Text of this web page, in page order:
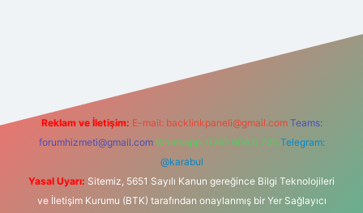
Reklam ve İletişim: E-mail: backlinkpaneli@gmail.com Teams:
forumhizmeti@gmail.com Whatsapp: 0262 606 0 726 Telegram:
@karabul
Yasal Uyarı: Sitemiz, 5651 Sayılı Kanun gereğince Bilgi Teknolojileri
ve İletişim Kurumu (BTK) tarafından onaylanmış bir Yer Sağlayıcı